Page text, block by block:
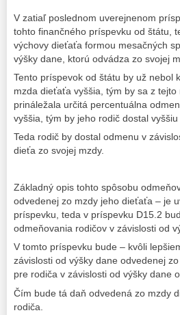
V zatiaľ poslednom uverejnenom
tohto finančného príspevku od štátu,
výchovy dieťaťa formou mesačných
výšky dane, ktorú odvádza zo svojej
Tento príspevok od štátu by už nebol
mzda dieťaťa vyššia, tým by sa z
prináležala určitá percentuálna
vyššia, tým by jeho rodič dostal vyššiu
Teda rodič by dostal odmenu v
dieťa zo svojej mzdy.
Základný opis tohto spôsobu
odvedenej zo mzdy jeho dieťaťa – je
príspevku, teda v príspevku D15.2
odmeňovania rodičov v závislosti od
V tomto príspevku bude – kvôli
závislosti od výšky dane odvedenej
pre rodiča v závislosti od výšky dane
Čím bude tá daň odvedená zo mzdy
rodiča.